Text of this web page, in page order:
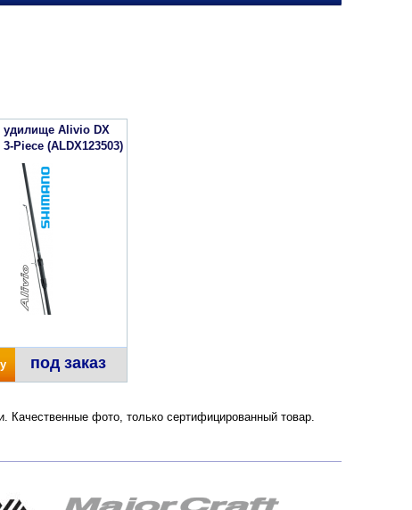
удилище Alivio DX
Piece (ALDX123503)
под заказ
Качественные фото, только сертифицированный товар.